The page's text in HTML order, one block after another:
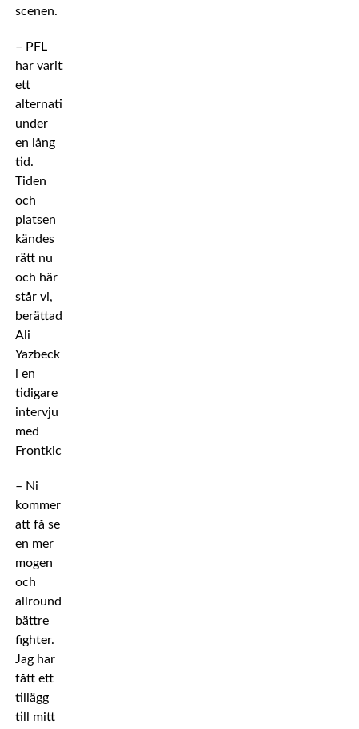
scenen.
– PFL
har varit
ett
alternativ
under
en lång
tid.
Tiden
och
platsen
kändes
rätt nu
och här
står vi,
berättade
Ali
Yazbeck
i en
tidigare
intervju
med
Frontkick.
– Ni
kommer
att få se
en mer
mogen
och
allround
bättre
fighter.
Jag har
fått ett
tillägg
till mitt